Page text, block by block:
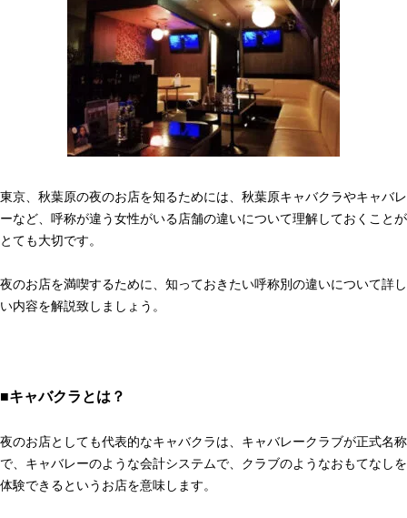
東京、秋葉原の夜のお店を知るためには、秋葉原キャバクラやキャバレ
ーなど、呼称が違う女性がいる店舗の違いについて理解しておくことが
とても大切です。
夜のお店を満喫するために、知っておきたい呼称別の違いについて詳し
い内容を解説致しましょう。
■キャバクラとは？
夜のお店としても代表的なキャバクラは、キャバレークラブが正式名称
で、キャバレーのような会計システムで、クラブのようなおもてなしを
体験できるというお店を意味します。